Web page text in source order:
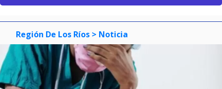
Región De Los Ríos > Noticia